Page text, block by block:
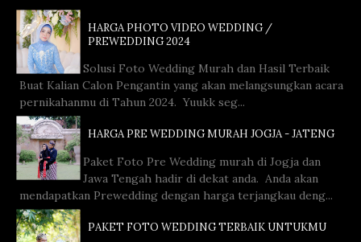
HARGA PHOTO VIDEO WEDDING /
PREWEDDING 2024
Solusi Foto Wedding Murah dan Hasil Terbaik
Buat Kalian Calon Pengantin yang akan melangsungkan acara
pernikahanmu di Tahun 2024. Yuukk seg...
HARGA PRE WEDDING MURAH JOGJA - JATENG
Paket Foto Pre Wedding murah di Jogja dan
Jawa Tengah hadir di dekat anda. Anda akan
mendapatkan Prewedding dengan harga terjangkau deng...
PAKET FOTO WEDDING TERBAIK UNTUKMU